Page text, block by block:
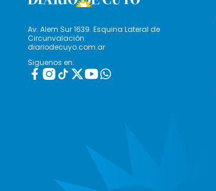
Av. Alem Sur 1639. Esquina Lateral de
Circunvalación
diariodecuyo.com.ar
Siguenos en: